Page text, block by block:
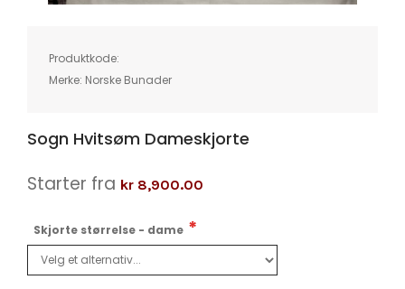
Skip
images
gallery
Produktkode:
Merke: Norske Bunader
Sogn Hvitsøm Dameskjorte
Starter fra kr 8,900.00
Skjorte størrelse - dame